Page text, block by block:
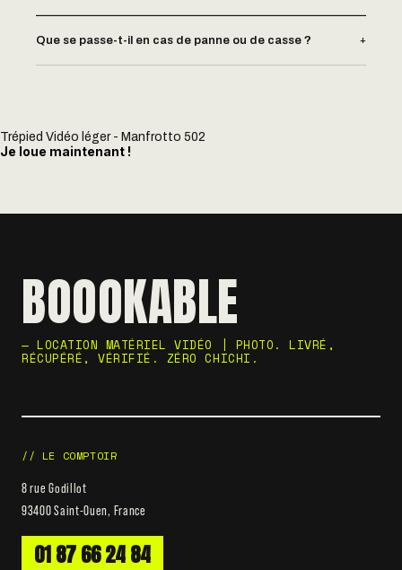
Que se passe-t-il en cas de panne ou de casse ? +
Trépied Vidéo léger - Manfrotto 502
Je loue maintenant !
BOOOKABLE
— LOCATION MATÉRIEL VIDÉO | PHOTO. LIVRÉ,
RÉCUPÉRÉ, VÉRIFIÉ. ZÉRO CHICHI.
// LE COMPTOIR
8 rue Godillot
93400 Saint-Ouen, France
01 87 66 24 84